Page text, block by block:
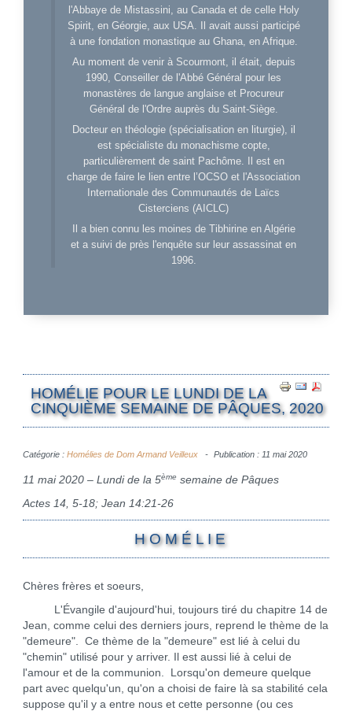
l'Abbaye de Mistassini, au Canada et de celle Holy
Spirit, en Géorgie, aux USA. Il avait aussi participé
à une fondation monastique au Ghana, en Afrique.
Au moment de venir à Scourmont, il était, depuis
1990, Conseiller de l'Abbé Général pour les
monastères de langue anglaise et Procureur
Général de l'Ordre auprès du Saint-Siège.
Docteur en théologie (spécialisation en liturgie), il
est spécialiste du monachisme copte,
particulièrement de saint Pachôme. Il est en
charge de faire le lien entre l’OCSO et l'Association
Internationale des Communautés de Laïcs
Cisterciens (AICLC)
Il a bien connu les moines de Tibhirine en Algérie
et a suivi de près l'enquête sur leur assassinat en
1996.
HOMÉLIE POUR LE LUNDI DE LA
CINQUIÈME SEMAINE DE PÂQUES, 2020
Catégorie : Homélies de Dom Armand Veilleux Publication : 11 mai 2020
11 mai 2020 – Lundi de la 5ème semaine de Pâques
Actes 14, 5-18; Jean 14:21-26
H O M É L I E
Chères frères et soeurs,
L'Évangile d'aujourd'hui, toujours tiré du chapitre 14 de
Jean, comme celui des derniers jours, reprend le thème de la
"demeure". Ce thème de la "demeure" est lié à celui du
"chemin" utilisé pour y arriver. Il est aussi lié à celui de
l'amour et de la communion. Lorsqu'on demeure quelque
part avec quelqu'un, qu'on a choisi de faire là sa stabilité cela
suppose qu'il y a entre nous et cette personne (ou ces